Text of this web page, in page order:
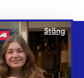
Stäng